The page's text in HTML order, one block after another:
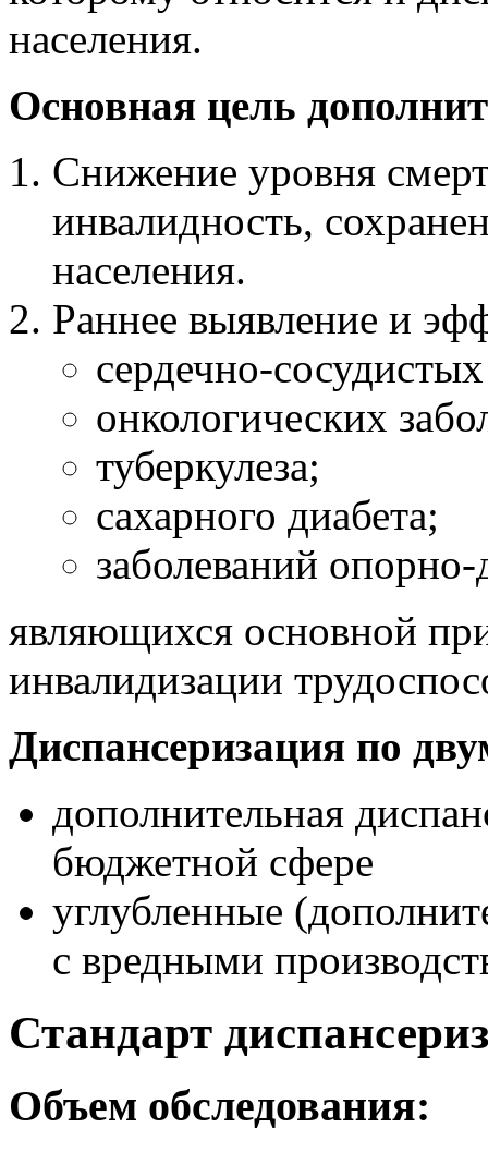
населения.
Основная цель
Снижение уровня
инвалидность,
населения.
Раннее выявление и
сердечно-
онкологических
туберкулеза;
сахарного диабета;
заболеваний опорно-
являющихся основной
инвалидизации
Диспансеризация по
дополнительная
бюджетной сфере
углубленные
с вредными
Стандарт
Объем обследования: